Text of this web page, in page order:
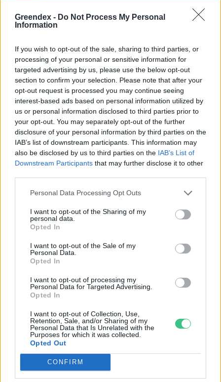
Greendex - Do Not Process My Personal
Information
If you wish to opt-out of the sale, sharing to third parties, or
processing of your personal or sensitive information for
targeted advertising by us, please use the below opt-out
section to confirm your selection. Please note that after your
opt-out request is processed you may continue seeing
interest-based ads based on personal information utilized by
us or personal information disclosed to third parties prior to
your opt-out. You may separately opt-out of the further
disclosure of your personal information by third parties on the
IAB’s list of downstream participants. This information may
also be disclosed by us to third parties on the IAB’s List of
Downstream Participants that may further disclose it to other
Personal Data Processing Opt Outs
I want to opt-out of the Sharing of my
personal data.
Opted In
I want to opt-out of the Sale of my
Personal Data.
Opted In
I want to opt-out of processing my
Personal Data for Targeted Advertising.
Opted In
I want to opt-out of Collection, Use,
Retention, Sale, and/or Sharing of my
Personal Data that Is Unrelated with the
Purposes for which it was collected.
Opted Out
CONFIRM
A Balaton legjobb strandja 2025-
ben
Greendex Szemle
Kiderült, miért kellett bezárni
nyár végén egy tihanyi strandot
Greendex Szemle
Térképen ellenőrizhetjük a hazai
strandok vízminőségét
Greendex Szemle
Búcsút mondhatunk a homokos
strandoknak Európában?
Természetközeli, gyerekbarát
strandok Budapest környékén
Greendex szemle